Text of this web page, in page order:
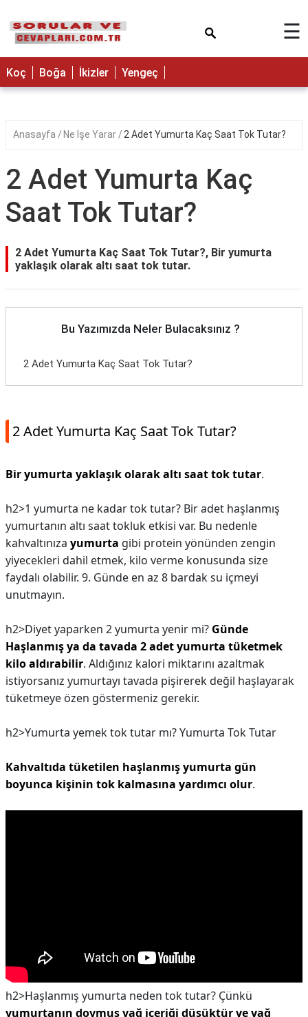
☰
Koç Boğa İkizler Yengeç
Anasayfa Ne İşe Yarar 2 Adet Yumurta Kaç Saat Tok Tutar?
2 Adet Yumurta Kaç
Saat Tok Tutar?
2 Adet Yumurta Kaç Saat Tok Tutar?, Bir yumurta
yaklaşık olarak altı saat tok tutar.
Bu Yazımızda Neler Bulacaksınız ?
2 Adet Yumurta Kaç Saat Tok Tutar?
2 Adet Yumurta Kaç Saat Tok Tutar?
Bir yumurta yaklaşık olarak altı saat tok tutar.
h2>1 yumurta ne kadar tok tutar? Bir adet haşlanmış
yumurtanın altı saat tokluk etkisi var. Bu nedenle
kahvaltınıza yumurta gibi protein yönünden zengin
yiyecekleri dahil etmek, kilo verme konusunda size
faydalı olabilir. 9. Günde en az 8 bardak su içmeyi
unutmayın.
h2>Diyet yaparken 2 yumurta yenir mi? Günde
Haşlanmış ya da tavada 2 adet yumurta tüketmek
kilo aldırabilir. Aldığınız kalori miktarını azaltmak
istiyorsanız yumurtayı tavada pişirerek değil haşlayarak
tüketmeye özen göstermeniz gerekir.
h2>Yumurta yemek tok tutar mı?Yumurta Tok Tutar
Kahvaltıda tüketilen haşlanmış yumurta gün
boyunca kişinin tok kalmasına yardımcı olur.
h2>Haşlanmış yumurta neden tok tutar? Çünkü
yumurtanın doymuş yağ içeriği düşüktür ve yağ